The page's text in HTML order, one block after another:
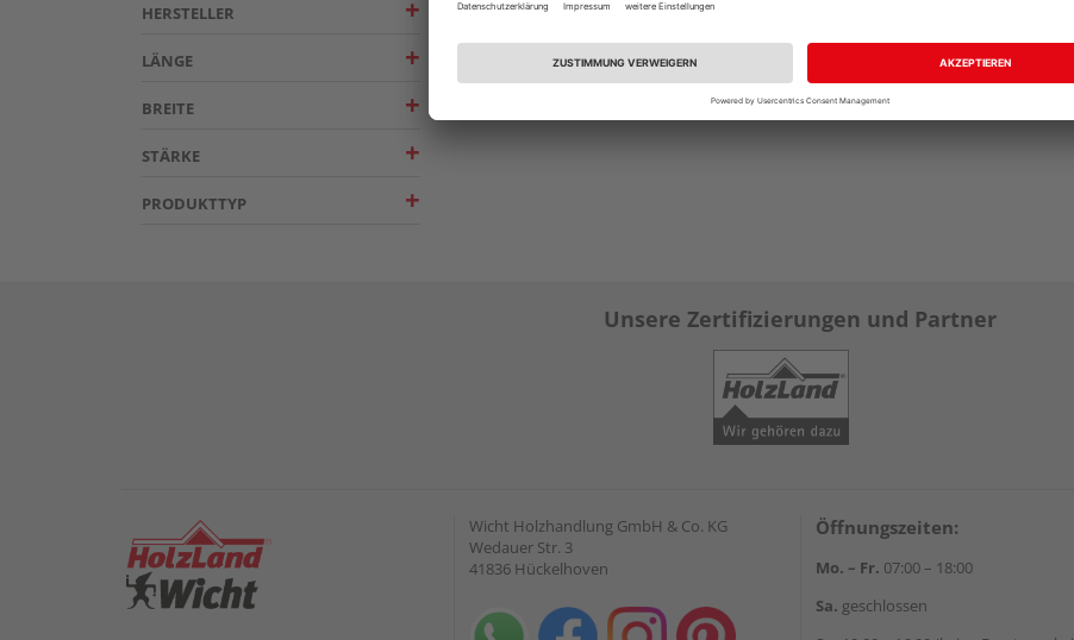
HERSTELLER
LÄNGE
BREITE
STÄRKE
PRODUKTTYP
Unsere Zertifizierungen und Partner
Wicht Holzhandlung GmbH & Co. KG
Wedauer Str. 3
41836 Hückelhoven
Öffnungszeiten:
Mo. – Fr. 07:00 – 18:00
Sa. geschlossen